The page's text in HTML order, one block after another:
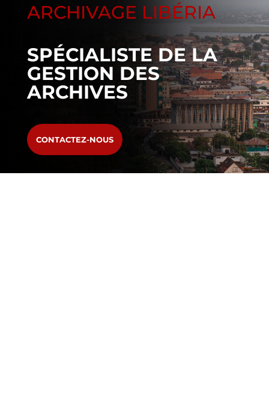
ARCHIVAGE LIBÉRIA
SPÉCIALISTE DE LA
GESTION DES
ARCHIVES
CONTACTEZ-NOUS